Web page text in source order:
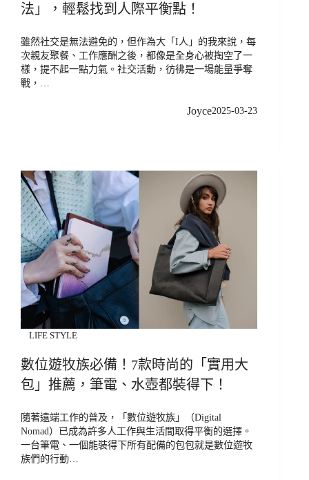
法」，輕鬆找到人際平衡點！
雖然社交是無法避免的，但作為大「I人」的我來說，每
次親友聚餐、工作應酬之後，都像是全身心被掏空了一
樣，提不起一點力氣。社交活動，彷彿是一場能量爭奪
戰，…
Joyce2025-03-23
LIFE STYLE
數位遊牧族必備！7款時尚的「實用大
包」推薦，筆電、水壺都裝得下！
隨著遠端工作的普及，「數位遊牧族」（Digital
Nomad）已成為許多人工作與生活間取得平衡的選擇。
一台筆電、一個能裝得下所有配備的包包就是數位遊牧
族們的行動…